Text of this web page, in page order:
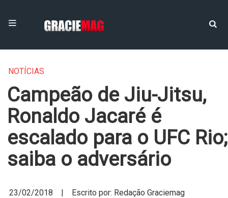
NOTÍCIAS
Campeão de Jiu-Jitsu,
Ronaldo Jacaré é
escalado para o UFC Rio;
saiba o adversário
23/02/2018 | Escrito por: Redação Graciemag